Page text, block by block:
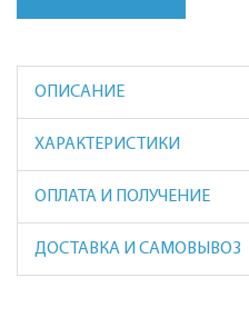
ОПИСАНИЕ
ХАРАКТЕРИСТИКИ
ОПЛАТА И ПОЛУЧЕНИЕ
ДОСТАВКА И САМОВЫВОЗ